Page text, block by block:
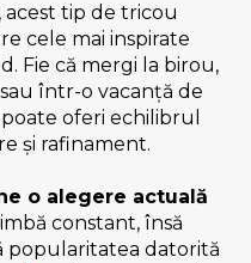
tip de tricou
cele mai inspirate
Fie că mergi la birou,
într-o vacanță de
oferi echilibrul
și rafinament.
o alegere actuală
constant, însă
popularitatea datorită